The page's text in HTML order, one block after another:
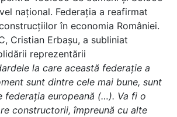
național. Federația a reafirmat
în economia României.
Cristian Erbașu, a subliniat
reprezentării
la care această federație a
sunt dintre cele mai bune, sunt
federația europeană (…). Va fi o
constructorii, împreună cu alte